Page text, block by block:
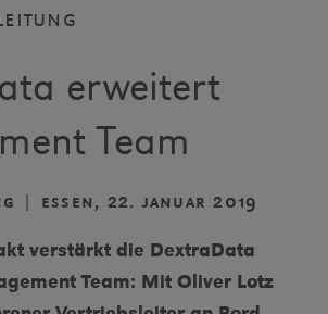
erweitert
Team
| essen, 22. januar 2019
verstärkt die DextraData
Team: Mit Oliver Lotz